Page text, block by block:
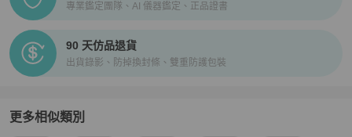
專業鑑定團隊、AI 儀器鑑定、正品證書
90 天仿品退貨
出貨錄影、防掉換封條、雙重防護包裝
更多相似類別